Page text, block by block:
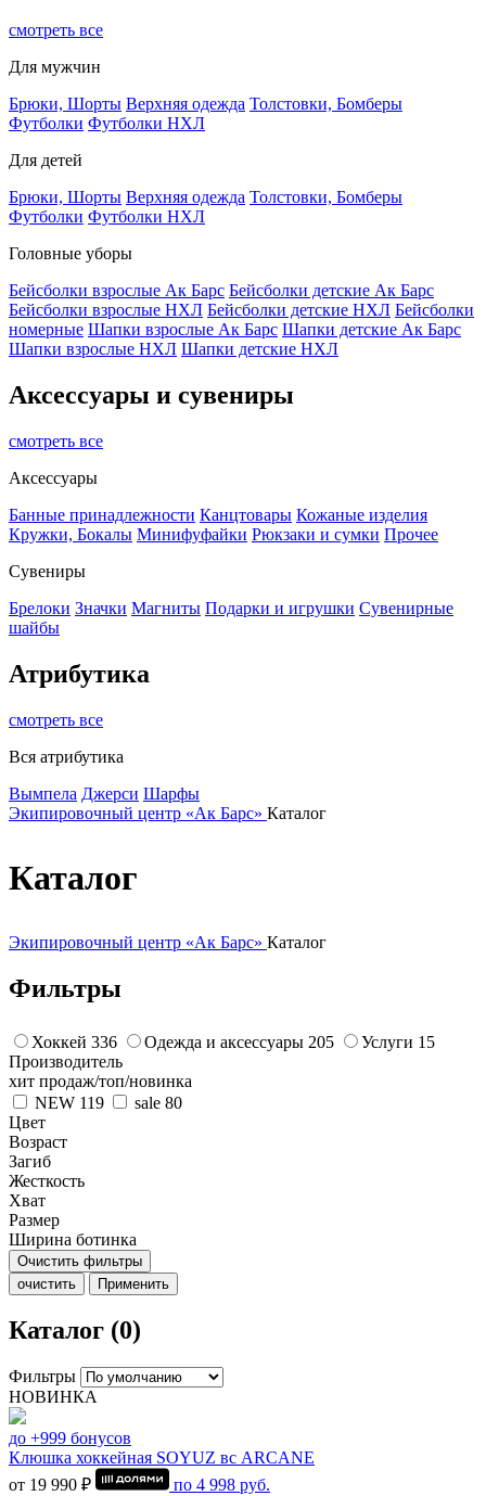
смотреть все
Для мужчин
Брюки, Шорты Верхняя одежда Толстовки, Бомберы
Футболки Футболки НХЛ
Для детей
Брюки, Шорты Верхняя одежда Толстовки, Бомберы
Футболки Футболки НХЛ
Головные уборы
Бейсболки взрослые Ак Барс Бейсболки детские Ак Барс
Бейсболки взрослые НХЛ Бейсболки детские НХЛ Бейсболки
номерные Шапки взрослые Ак Барс Шапки детские Ак Барс
Шапки взрослые НХЛ Шапки детские НХЛ
Аксессуары и сувениры
смотреть все
Аксессуары
Банные принадлежности Канцтовары Кожаные изделия
Кружки, Бокалы Минифуфайки Рюкзаки и сумки Прочее
Сувениры
Брелоки Значки Магниты Подарки и игрушки Сувенирные
шайбы
Атрибутика
смотреть все
Вся атрибутика
Вымпела Джерси Шарфы
Экипировочный центр «Ак Барс» Каталог
Каталог
Экипировочный центр «Ак Барс» Каталог
Фильтры
Хоккей 336 Одежда и аксессуары 205 Услуги 15
Производитель
хит продаж/топ/новинка
NEW 119 sale 80
Цвет
Возраст
Загиб
Жесткость
Хват
Размер
Ширина ботинка
Очистить фильтры
очистить
Применить
Каталог (0)
Фильтры
НОВИНКА
до +999 бонусов
Клюшка хоккейная SOYUZ вс ARCANE
от 19 990 ₽
по 4 998 руб.